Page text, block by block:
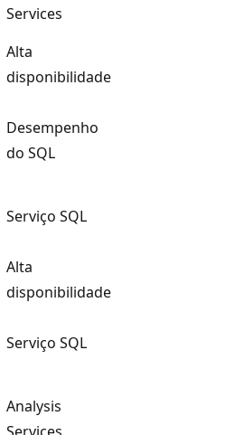
Services
Alta
disponibilidade
Desempenho
do SQL
Serviço SQL
Alta
disponibilidade
Serviço SQL
Analysis
Services